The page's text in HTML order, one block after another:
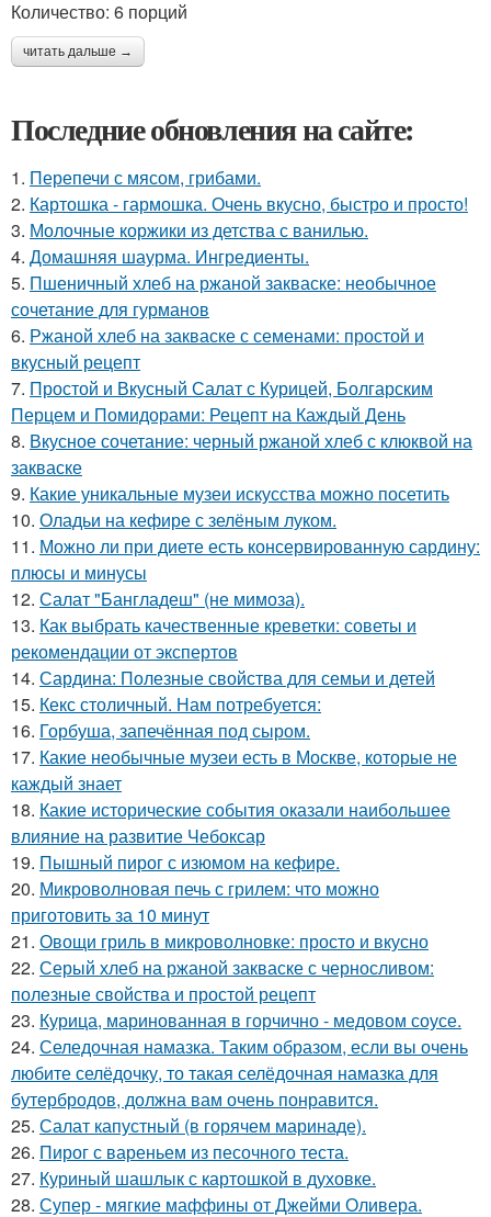
Количество: 6 порций
читать дальше →
Последние обновления на сайте:
1. Перепечи с мясом, грибами.
2. Картошка - гармошка. Очень вкусно, быстро и просто!
3. Молочные коржики из детства с ванилью.
4. Домашняя шаурма. Ингредиенты.
5. Пшеничный хлеб на ржаной закваске: необычное
сочетание для гурманов
6. Ржаной хлеб на закваске с семенами: простой и
вкусный рецепт
7. Простой и Вкусный Салат с Курицей, Болгарским
Перцем и Помидорами: Рецепт на Каждый День
8. Вкусное сочетание: черный ржаной хлеб с клюквой на
закваске
9. Какие уникальные музеи искусства можно посетить
10. Оладьи на кефире с зелёным луком.
11. Можно ли при диете есть консервированную сардину:
плюсы и минусы
12. Салат "Бангладеш" (не мимоза).
13. Как выбрать качественные креветки: советы и
рекомендации от экспертов
14. Сардина: Полезные свойства для семьи и детей
15. Кекс столичный. Нам потребуется:
16. Горбуша, запечённая под сыром.
17. Какие необычные музеи есть в Москве, которые не
каждый знает
18. Какие исторические события оказали наибольшее
влияние на развитие Чебоксар
19. Пышный пирог с изюмом на кефире.
20. Микроволновая печь с грилем: что можно
приготовить за 10 минут
21. Овощи гриль в микроволновке: просто и вкусно
22. Серый хлеб на ржаной закваске с черносливом:
полезные свойства и простой рецепт
23. Курица, маринованная в горчично - медовом соусе.
24. Селедочная намазка. Таким образом, если вы очень
любите селёдочку, то такая селёдочная намазка для
бутербродов, должна вам очень понравится.
25. Салат капустный (в горячем маринаде).
26. Пирог с вареньем из песочного теста.
27. Куриный шашлык с картошкой в духовке.
28. Супер - мягкие маффины от Джейми Оливера.